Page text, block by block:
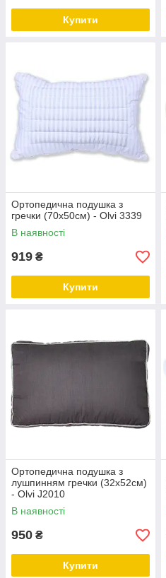
Купити
Ортопедична подушка з
гречки (70х50см) - Olvi 3339
В наявності
919 ₴
Купити
Ортопедична подушка з
лушпинням гречки (32х52см)
- Olvi J2010
В наявності
950 ₴
Купити